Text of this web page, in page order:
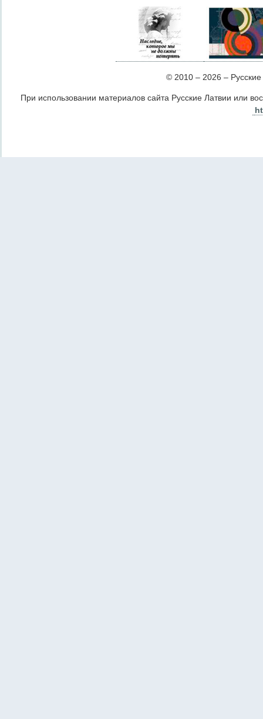
© 2010 – 2026 –
При использовании материалов сайта Русские Латвии или